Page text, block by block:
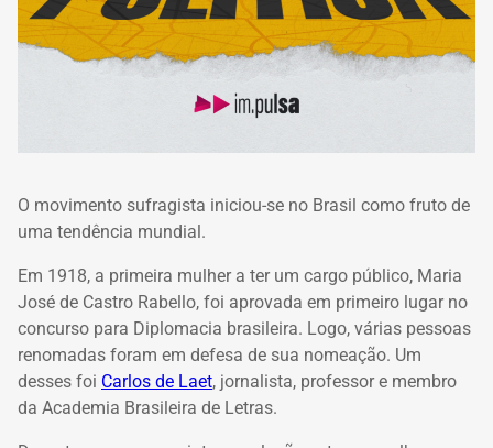
O movimento sufragista iniciou-se no Brasil como fruto de
uma tendência mundial.
Em 1918, a primeira mulher a ter um cargo público, Maria
José de Castro Rabello, foi aprovada em primeiro lugar no
concurso para Diplomacia brasileira. Logo, várias pessoas
renomadas foram em defesa de sua nomeação. Um
desses foi Carlos de Laet, jornalista, professor e membro
da Academia Brasileira de Letras.